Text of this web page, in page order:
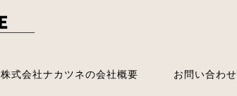
株式会社ナカツネの会社概要 お問い合わせ